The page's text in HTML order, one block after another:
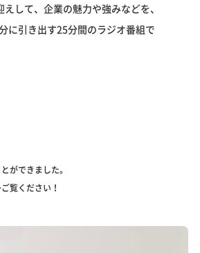
して、企業の魅力や強みなどを、
に引き出す25分間のラジオ番組で
ができました。
覧ください！